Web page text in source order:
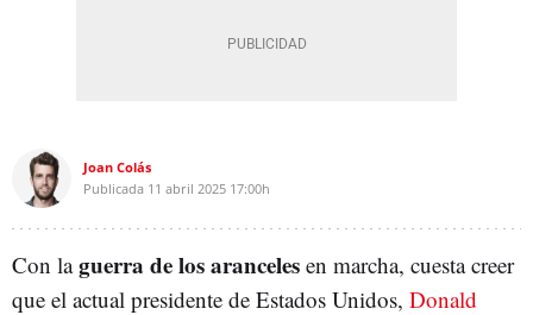
Joan Colás
Publicada 11 abril 2025 17:00h
Con laguerra de los aranceles en marcha, cuesta creer
que el actual presidente de Estados Unidos, Donald